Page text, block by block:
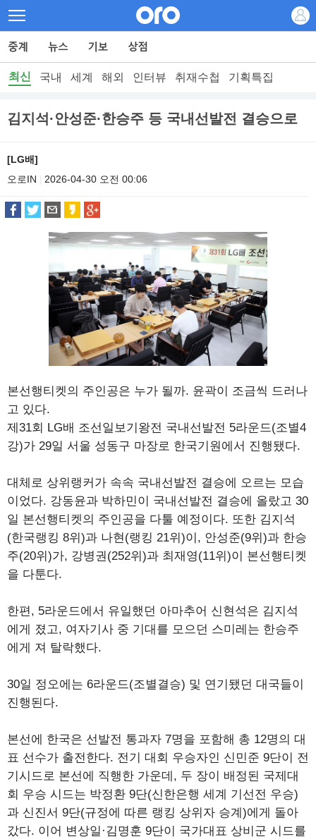
최신 국내 세계 해외 인터뷰 취재수첩 기획특집
김지석·안성준·한승주 등 국내선발전 결승으로
[LG배]
오로IN
2026-04-30 오전 00:06
본선행티켓의 주인공은 누가 될까. 윤곽이 조금씩 드러나
고 있다.
제31회 LG배 조선일보기왕전 국내선발전 5라운드(조별4
강)가 29일 서울 성동구 마장로 한국기원에서 진행됐다.
대체로 상위랭커가 속속 국내선발전 결승에 오르는 모습
이었다. 강동윤과 박하민이 국내선발전 결승에 올랐고 30
일 본선행티켓의 주인공을 다툴 예정이다. 또한 김지석
(한국랭킹 8위)과 나현(랭킹 21위)이, 안성준(9위)과 한승
주(20위)가, 강병권(252위)과 최재영(11위)이 본선행티켓
을 다툰다.
한편, 5라운드에서 유일했던 아마추어 신현석은 김지석
에게 졌고, 여자기사 중 기대를 모으던 스미레는 한승주
에게 져 탈락했다.
30일 정오에는 6라운드(조별결승) 및 연기됐던 대국들이
진행된다.
본선에 한국은 선발전 통과자 7명을 포함해 총 12명의 대
표 선수가 출전한다. 전기 대회 우승자인 신민준 9단이 전
기시드로 본선에 직행한 가운데, 두 장이 배정된 국제대
회 우승 시드는 박정환 9단(신한은행 세계 기선전 우승)
과 신진서 9단(규정에 따른 랭킹 상위자 승계)에게 돌아
갔다. 이어 변상일·김명훈 9단이 국가대표 상비군 시드를